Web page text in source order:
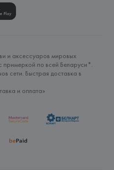
Play
и аксессуаров мировых
примеркой по всей Беларуси*.
сети. Быстрая доставка в
и оплата»